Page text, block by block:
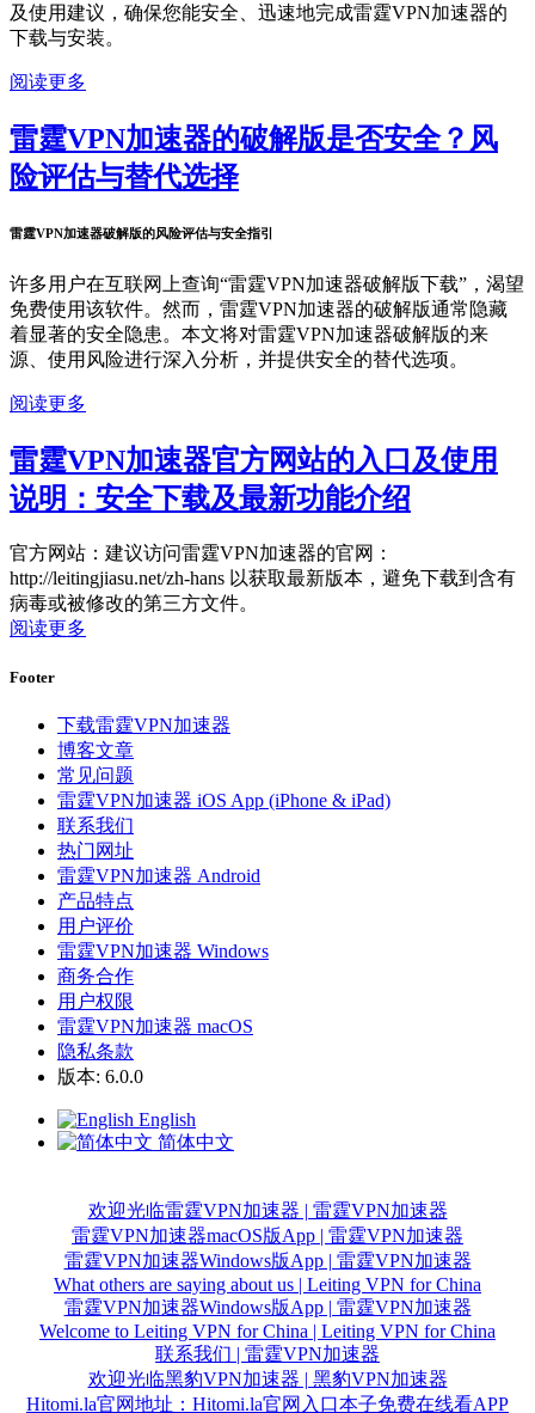
及使用建议，确保您能安全、迅速地完成雷霆VPN加速器的
下载与安装。
阅读更多
雷霆VPN加速器的破解版是否安全？风
险评估与替代选择
雷霆VPN加速器破解版的风险评估与安全指引
许多用户在互联网上查询“雷霆VPN加速器破解版下载”，渴望
免费使用该软件。然而，雷霆VPN加速器的破解版通常隐藏
着显著的安全隐患。本文将对雷霆VPN加速器破解版的来
源、使用风险进行深入分析，并提供安全的替代选项。
阅读更多
雷霆VPN加速器官方网站的入口及使用
说明：安全下载及最新功能介绍
官方网站：建议访问雷霆VPN加速器的官网：
http://leitingjiasu.net/zh-hans 以获取最新版本，避免下载到含有
病毒或被修改的第三方文件。
阅读更多
Footer
下载雷霆VPN加速器
博客文章
常见问题
雷霆VPN加速器 iOS App (iPhone & iPad)
联系我们
热门网址
雷霆VPN加速器 Android
产品特点
用户评价
雷霆VPN加速器 Windows
商务合作
用户权限
雷霆VPN加速器 macOS
隐私条款
版本: 6.0.0
English
简体中文
欢迎光临雷霆VPN加速器 | 雷霆VPN加速器
雷霆VPN加速器macOS版App | 雷霆VPN加速器
雷霆VPN加速器Windows版App | 雷霆VPN加速器
What others are saying about us | Leiting VPN for China
雷霆VPN加速器Windows版App | 雷霆VPN加速器
Welcome to Leiting VPN for China | Leiting VPN for China
联系我们 | 雷霆VPN加速器
欢迎光临黑豹VPN加速器 | 黑豹VPN加速器
Hitomi.la官网地址：Hitomi.la官网入口本子免费在线看APP